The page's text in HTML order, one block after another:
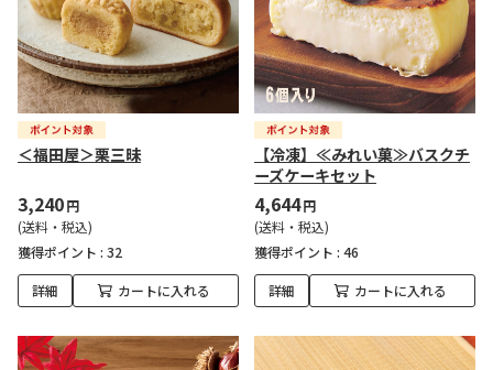
＜福田屋＞栗三昧
3,240円
(送料・税込)
獲得ポイント : 32
詳細 カートに入れる
【冷凍】≪みれい菓≫バスクチ
ーズケーキセット
4,644円
(送料・税込)
獲得ポイント : 46
詳細 カートに入れる